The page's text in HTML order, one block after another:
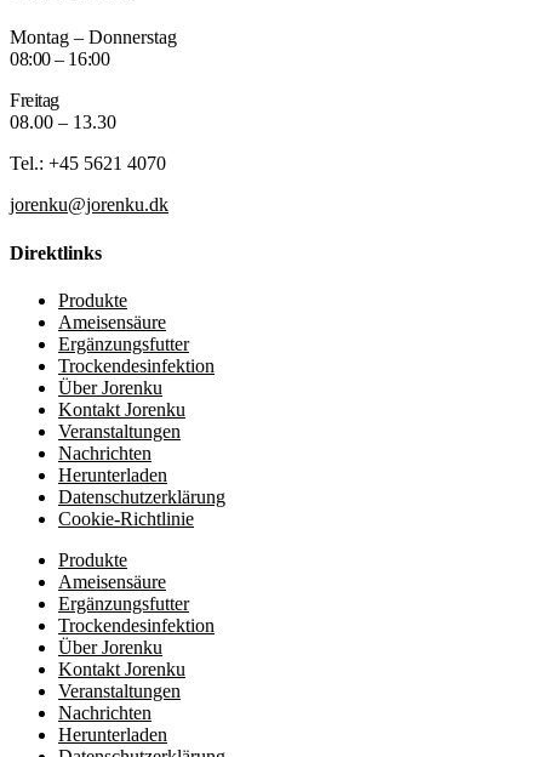
Montag – Donnerstag
08:00 – 16:00
Freitag
08.00 – 13.30
Tel.: +45 5621 4070
jorenku@jorenku.dk
Direktlinks
Produkte
Ameisensäure
Ergänzungsfutter
Trockendesinfektion
Über Jorenku
Kontakt Jorenku
Veranstaltungen
Nachrichten
Herunterladen
Datenschutzerklärung
Cookie-Richtlinie
Produkte
Ameisensäure
Ergänzungsfutter
Trockendesinfektion
Über Jorenku
Kontakt Jorenku
Veranstaltungen
Nachrichten
Herunterladen